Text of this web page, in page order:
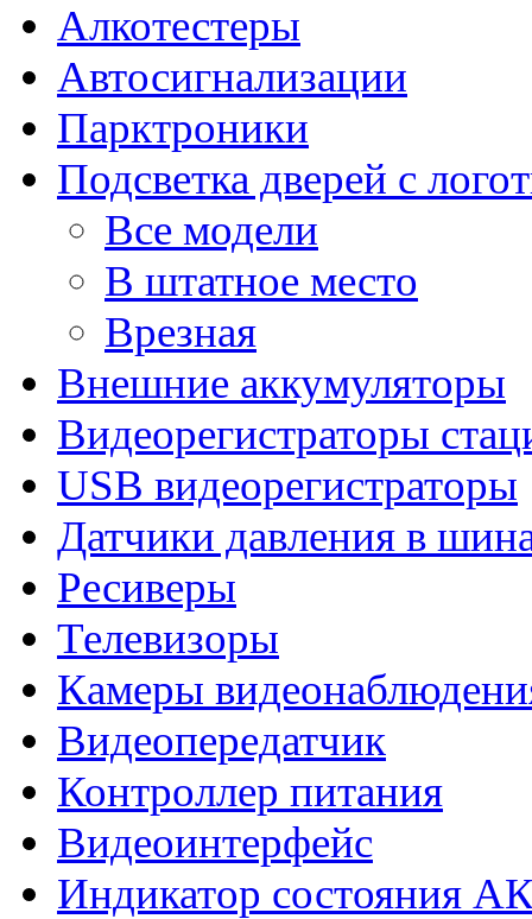
Алкотестеры
Автосигнализации
Парктроники
Подсветка дверей с
Все модели
В штатное место
Врезная
Внешние аккумуляторы
Видеорегистраторы
USB видеорегистраторы
Датчики давления в
Ресиверы
Телевизоры
Камеры
Видеопередатчик
Контроллер питания
Видеоинтерфейс
Индикатор состояния